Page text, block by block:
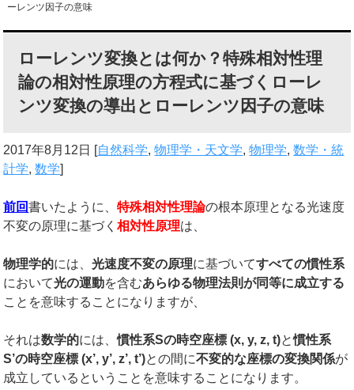
ーレンツ因子の意味
ローレンツ変換とは何か？特殊相対性理
論の相対性原理の方程式に基づくローレ
ンツ変換の導出とローレンツ因子の意味
2017年8月12日 [自然科学,物理学・天文学,物理学,数学・統
計学,数学]
前回書いたように、特殊相対性理論の根本原理となる光速度
不変の原理に基づく相対性原理は、
物理学的には、光速度不変の原理に基づいてすべての慣性系
において光の運動を含むあらゆる物理法則が同等に成立する
ことを意味することになりますが、
それは数学的には、慣性系Sの時空座標 (x, y, z, t)と慣性系
S’の時空座標 (x’, y’, z’, t’)との間に不変的な座標の変換関係が
成立しているということを意味することになります。